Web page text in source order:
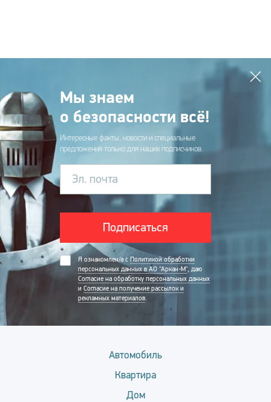
Мы знаем
о безопасности всё!
Интересные факты, новости и специальные
предложения только для наших подписчиков.
Эл. почта
Подписаться
Я ознакомлен/а с Политикой обработки
персональных данных в АО "Аркан-М", даю
Согласие на обработку персональных данных
и Согласие на получение рассылок и
рекламных материалов.
Автомобиль
Квартира
Дом